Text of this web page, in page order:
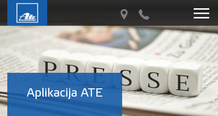
Aplikacija ATE